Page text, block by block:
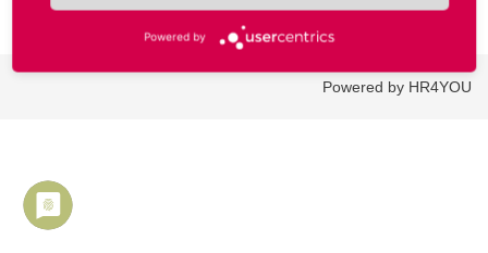
Powered by HR4YOU
Powered by